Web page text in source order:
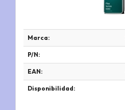
Marca:
P/N:
EAN:
Disponibilidad: